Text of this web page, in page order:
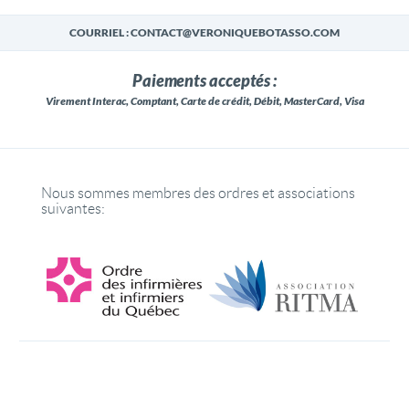
COURRIEL : CONTACT@VERONIQUEBOTASSO.COM
Paiements acceptés :
Virement Interac, Comptant, Carte de crédit, Débit, MasterCard, Visa
Nous sommes membres des ordres et associations
suivantes: